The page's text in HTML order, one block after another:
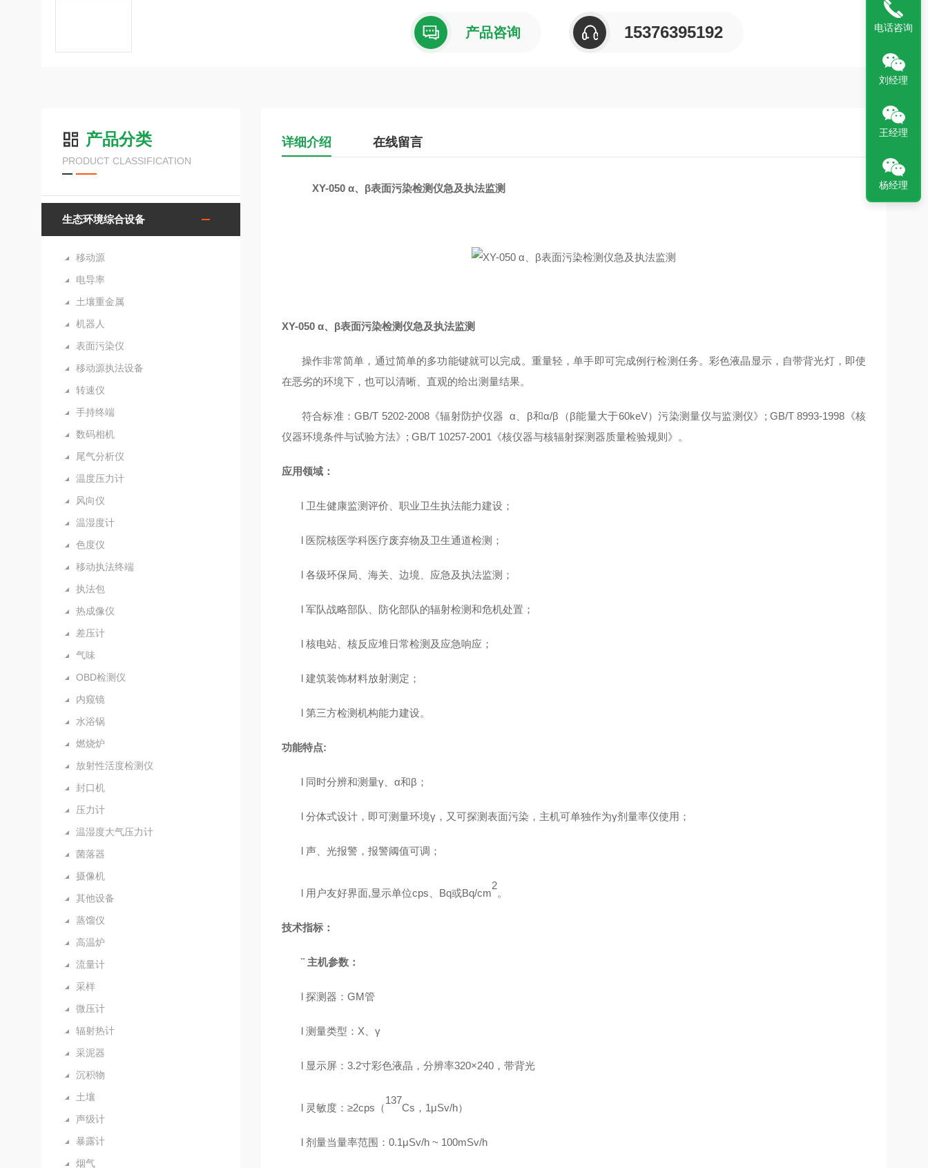
产品咨询 15376395192
产品分类
PRODUCT CLASSIFICATION
生态环境综合设备
移动源
电导率
土壤重金属
机器人
表面污染仪
移动源执法设备
转速仪
手持终端
数码相机
尾气分析仪
温度压力计
风向仪
温湿度计
色度仪
移动执法终端
执法包
热成像仪
差压计
气味
OBD检测仪
内窥镜
水浴锅
燃烧炉
放射性活度检测仪
封口机
压力计
温湿度大气压力计
菌落器
摄像机
其他设备
蒸馏仪
高温炉
流量计
采样
微压计
辐射热计
采泥器
沉积物
土壤
声级计
暴露计
烟气
详细介绍 在线留言
XY-050 α、β表面污染检测仪急及执法监测
XY-050 α、β表面污染检测仪急及执法监测
操作非常简单，通过简单的多功能键就可以完成。重量轻，单手即可完成例行检测任务。彩色液晶显示，自带背光灯，即使
在恶劣的环境下，也可以清晰、直观的给出测量结果。
符合标准：GB/T 5202-2008《辐射防护仪器 α β和α/β （β能量大于60keV）污染测量仪与监测仪》 ; GB/T 8993-1998 《核
仪器环境条件与试验方法》 ; GB/T 10257-2001 《核仪器与核辐射探测器质量检验规则》 。
应用领域：
l 卫生健康监测评价、职业卫生执法能力建设；
l 医院核医学科医疗废弃物及卫生通道检测；
l 各级环保局、海关、边境、应急及执法监测；
l 军队战略部队、防化部队的辐射检测和危机处置；
l 核电站、核反应堆日常检测及应急响应；
l 建筑装饰材料放射测定；
l 第三方检测机构能力建设。
功能特点:
l 同时分辨和测量γ、 α和β ；
l 分体式设计，即可测量环境γ，又可探测表面污染，主机可单独作为γ剂量率仪使用；
l 声、光报警，报警阈值可调；
l 用户友好界面,显示单位cps Bq或Bq/cm
2
。
技术指标：
¨ 主机参数：
l 探测器： GM管
l 测量类型： X γ
l 显示屏： 3.2寸彩色液晶，分辨率320×240，带背光
l 灵敏度： ≥2cps （
137
Cs ， 1μSv/h）
l 剂量当量率范围： 0.1μSv/h ~ 100mSv/h
电话咨询
刘经理
王经理
杨经理